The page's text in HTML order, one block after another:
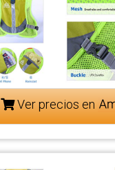
Ver precios en